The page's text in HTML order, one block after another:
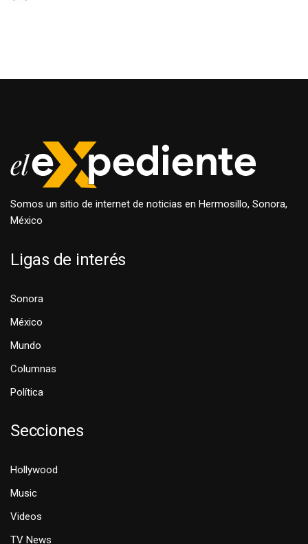
Somos un sitio de internet de noticias en Hermosillo, Sonora,
México
Ligas de interés
Sonora
México
Mundo
Columnas
Política
Secciones
Hollywood
Music
Videos
TV News